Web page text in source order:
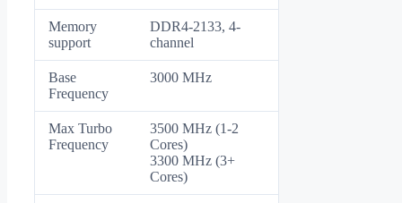
Memory
support
DDR4-2133, 4-
channel
Base
Frequency
3000 MHz
Max Turbo
Frequency
3500 MHz (1-2
Cores)
3300 MHz (3+
Cores)